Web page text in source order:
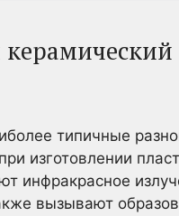
типичные
изготовлении
инфракрасное
вызывают